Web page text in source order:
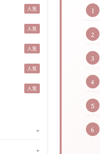
人気
人気
人気
人気
人気
▸
▸